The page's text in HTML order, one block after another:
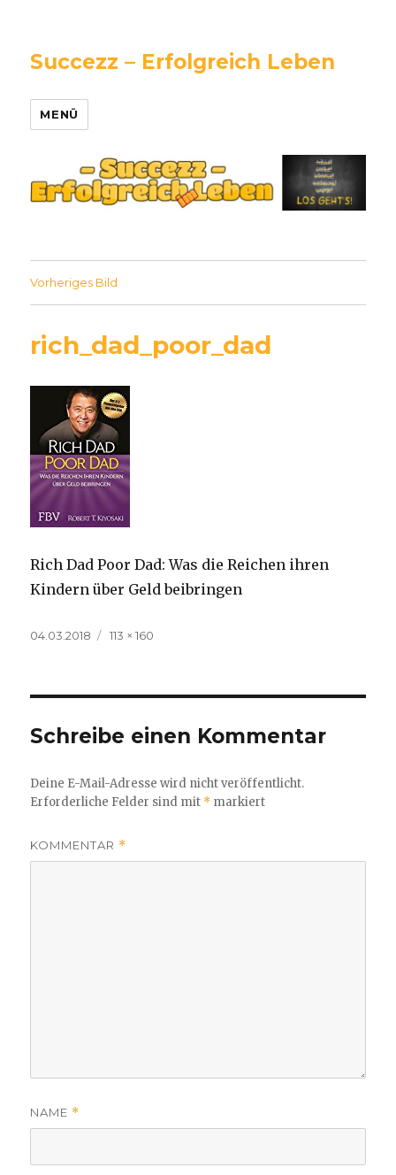
Succezz – Erfolgreich Leben
MENÜ
Vorheriges Bild
rich_dad_poor_dad
Rich Dad Poor Dad: Was die Reichen ihren
Kindern über Geld beibringen
Veröffentlicht
04.03.2018
Volle
113 × 160
Schreibe einen Kommentar
Deine E-Mail-Adresse wird nicht veröffentlicht.
Erforderliche Felder sind mit * markiert
KOMMENTAR *
NAME *